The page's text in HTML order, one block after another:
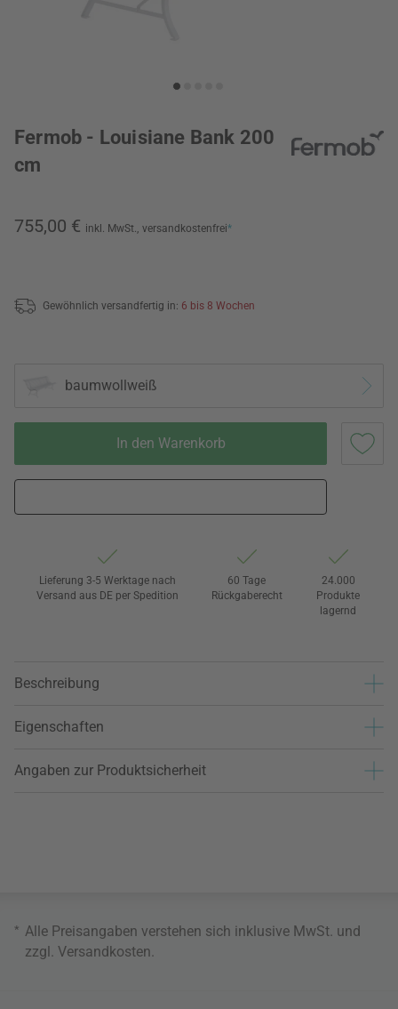
Fermob - Louisiane Bank 200
cm
755,00 € inkl. MwSt., versandkostenfrei*
Gewöhnlich versandfertig in: 6 bis 8 Wochen
baumwollweiß
In den Warenkorb
Lieferung 3-5 Werktage nach
Versand aus DE per Spedition
60 Tage
Rückgaberecht
24.000
Produkte
lagernd
Beschreibung
Eigenschaften
Angaben zur Produktsicherheit
* Alle Preisangaben verstehen sich inklusive MwSt. und
zzgl. Versandkosten